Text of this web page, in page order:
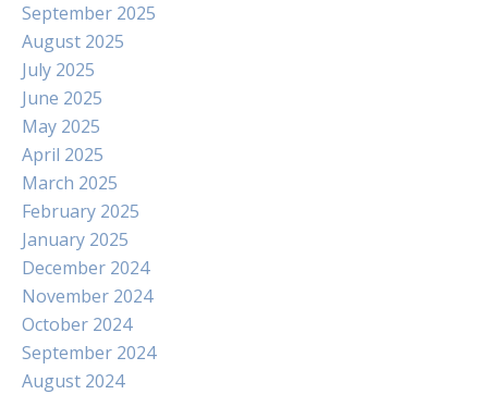
September 2025
August 2025
July 2025
June 2025
May 2025
April 2025
March 2025
February 2025
January 2025
December 2024
November 2024
October 2024
September 2024
August 2024